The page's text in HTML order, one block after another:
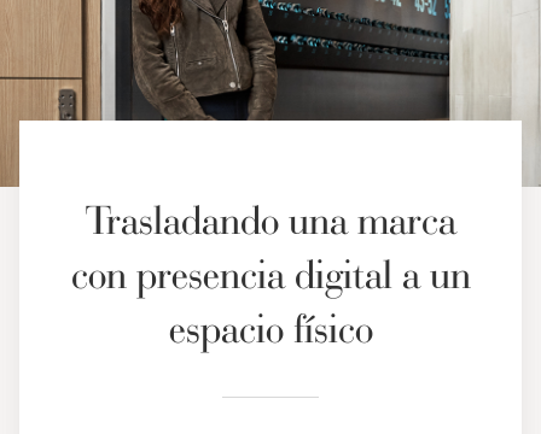
Trasladando una marca
con presencia digital a un
espacio físico